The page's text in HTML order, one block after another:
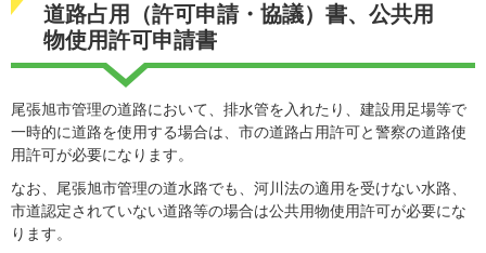
道路占用（許可申請・協議）書、公共用
物使用許可申請書
尾張旭市管理の道路において、排水管を入れたり、建設用足場等で
一時的に道路を使用する場合は、市の道路占用許可と警察の道路使
用許可が必要になります。
なお、尾張旭市管理の道水路でも、河川法の適用を受けない水路、
市道認定されていない道路等の場合は公共用物使用許可が必要にな
ります。